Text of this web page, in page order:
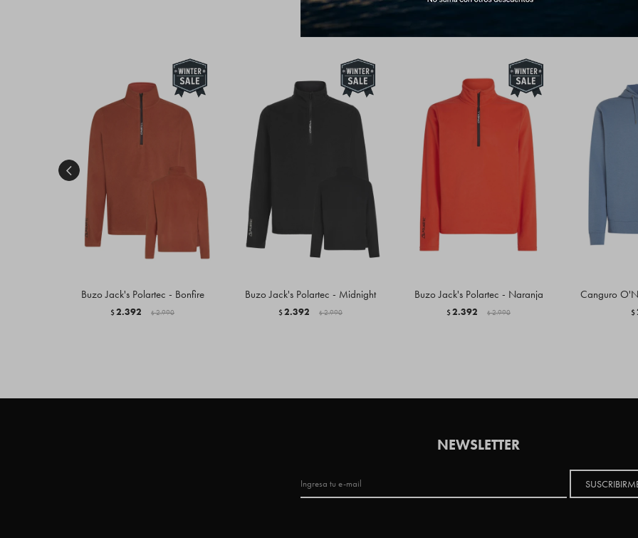
Buzo Jack's Polartec - Bonfire
$2.392 $ 2.990
Buzo Jack's Polartec - Midnight
$2.392 $ 2.990
Buzo Jack's Polartec - Naranja
$2.392 $ 2.990
Canguro
$

NEWSLETTER